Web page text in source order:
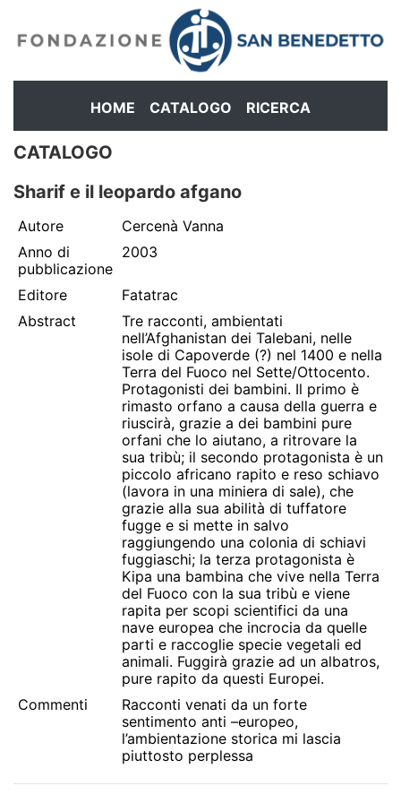
HOME CATALOGO RICERCA
CATALOGO
Sharif e il leopardo afgano
Autore
Cercenà Vanna
Anno di
pubblicazione
2003
Editore
Fatatrac
Abstract
Tre racconti, ambientati
nell’Afghanistan dei Talebani, nelle
isole di Capoverde (?) nel 1400 e nella
Terra del Fuoco nel Sette/Ottocento.
Protagonisti dei bambini. Il primo è
rimasto orfano a causa della guerra e
riuscirà, grazie a dei bambini pure
orfani che lo aiutano, a ritrovare la
sua tribù; il secondo protagonista è un
piccolo africano rapito e reso schiavo
(lavora in una miniera di sale), che
grazie alla sua abilità di tuffatore
fugge e si mette in salvo
raggiungendo una colonia di schiavi
fuggiaschi; la terza protagonista è
Kipa una bambina che vive nella Terra
del Fuoco con la sua tribù e viene
rapita per scopi scientifici da una
nave europea che incrocia da quelle
parti e raccoglie specie vegetali ed
animali. Fuggirà grazie ad un albatros,
pure rapito da questi Europei.
Commenti
Racconti venati da un forte
sentimento anti –europeo,
l’ambientazione storica mi lascia
piuttosto perplessa